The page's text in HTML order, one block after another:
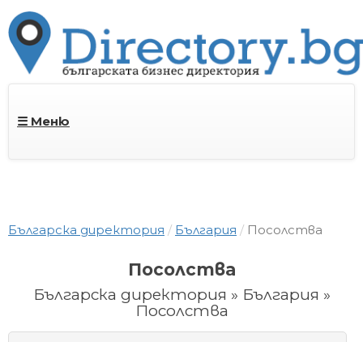
☰ Меню
Българска директория България Посолства
Посолства
Българска директория » България »
Посолства